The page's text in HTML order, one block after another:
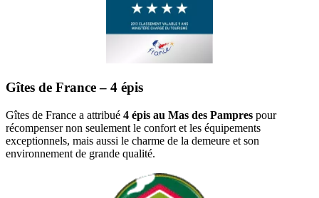
Gîtes de France – 4 épis
Gîtes de France a attribué 4 épis au Mas des Pampres pour
récompenser non seulement le confort et les équipements
exceptionnels, mais aussi le charme de la demeure et son
environnement de grande qualité.